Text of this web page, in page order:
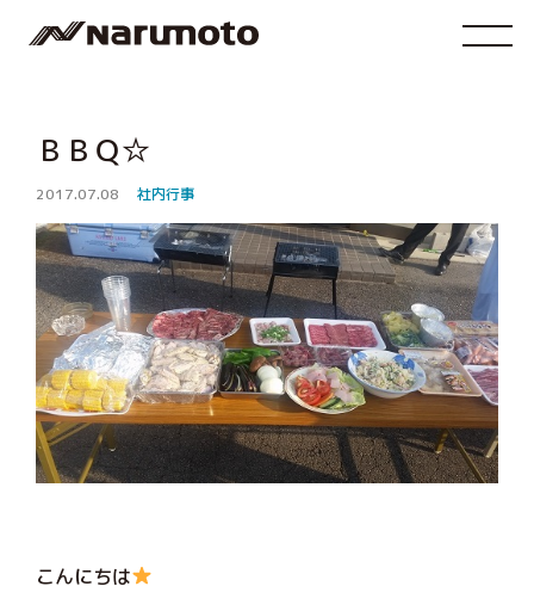
ＢＢＱ☆
2017.07.08 社内行事
こんにちは